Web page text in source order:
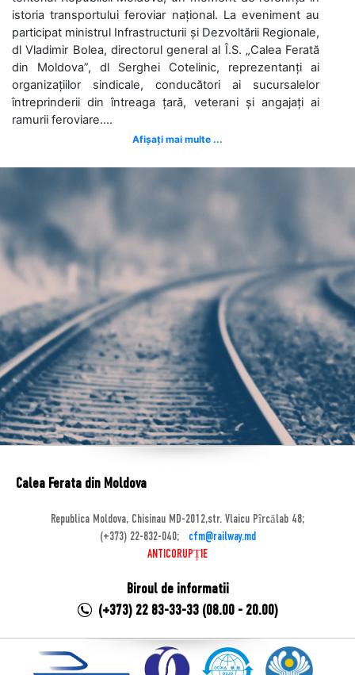
istoria transportului feroviar național. La eveniment au
participat ministrul Infrastructurii și Dezvoltării Regionale,
dl Vladimir Bolea, directorul general al Î.S. „Calea Ferată
din Moldova”, dl Serghei Cotelinic, reprezentanți ai
organizațiilor sindicale, conducători ai sucursalelor
întreprinderii din întreaga țară, veterani și angajați ai
ramurii feroviare....
Afișați mai multe ...
Calea Ferata din Moldova
Republica Moldova, Chisinau MD-2012,str. Vlaicu Pîrcălab 48;
(+373) 22-832-040;
cfm@railway.md
ANTICORUPȚIE
Biroul de informatii
(+373) 22 83-33-33 (08.00 - 20.00)